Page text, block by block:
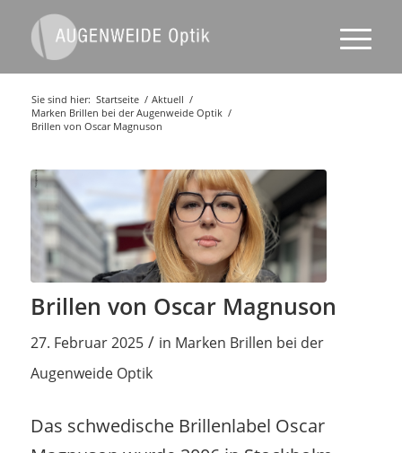
Sie sind hier: Startseite / Aktuell /
Marken Brillen bei der Augenweide Optik /
Brillen von Oscar Magnuson
Brillen von Oscar Magnuson
27. Februar 2025 / in Marken Brillen bei der
Augenweide Optik
Das schwedische Brillenlabel Oscar